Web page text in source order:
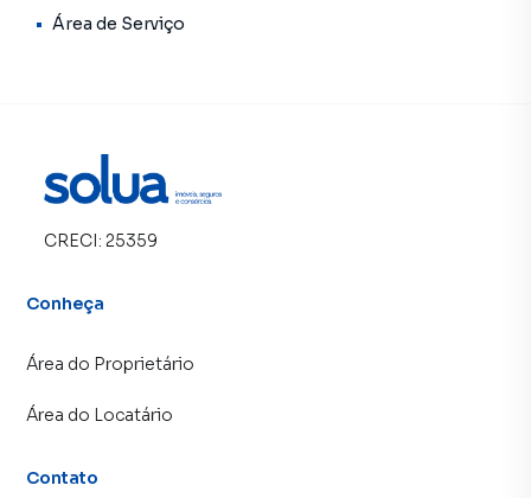
Área de Serviço
CRECI: 25359
Conheça
Área do Proprietário
Área do Locatário
Contato